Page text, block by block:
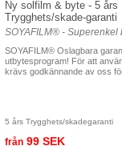
Ny solfilm & byte - 5 års
Trygghets/skade-garanti
SOYAFILM® - Superenkel
SOYAFILM® Oslagbara
utbytesprogram! För att
krävs godkännande av oss
5 års Trygghets/skadegaranti
från99 SEK